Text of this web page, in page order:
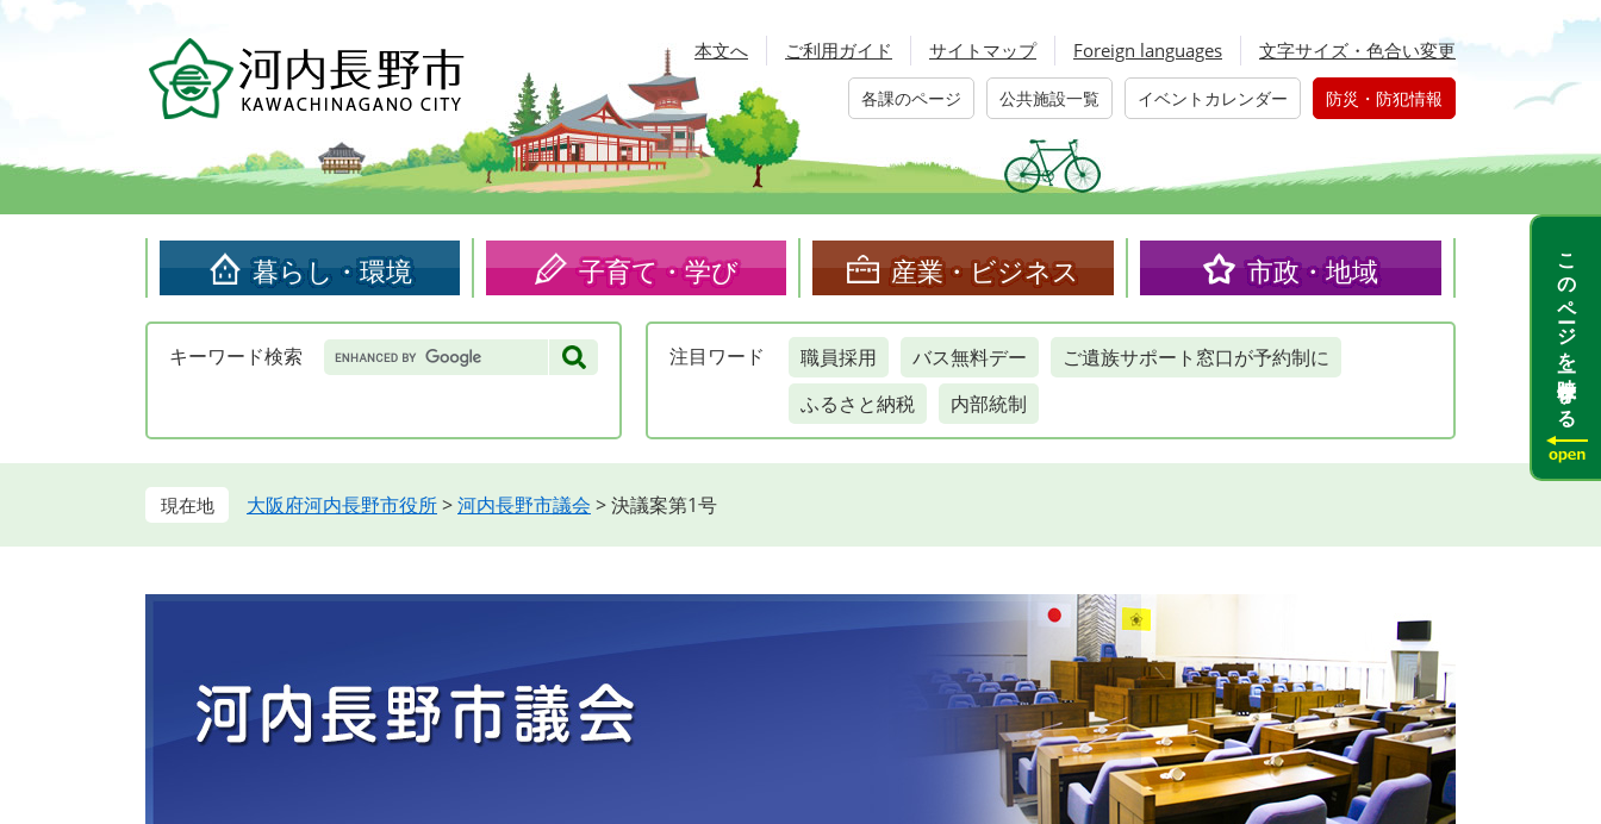
頭
す。
飛
し
本文へ ご利用ガイド サイトマップ Foreign languages 文字サイズ・色合い変更
各課のページ 公共施設一覧 イベントカレンダー 防災・防犯情報
暮らし・環境 子育て・学び 産業・ビジネス 市政・地域
キーワード検索 Google
カ
検
注目 ワード 職員採用 バス無料デー
ご遺族サポート窓口が予約制に
ふるさと納税
内部統制
大阪府河内長野市役所>河内長野市議会 >決議案第1号
このページを一時保存する